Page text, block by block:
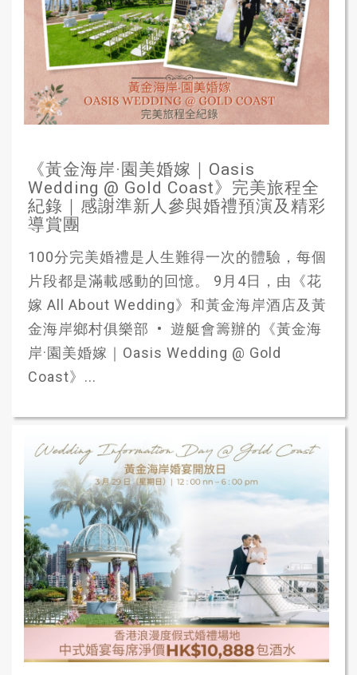
《黃金海岸·園美婚嫁｜Oasis
Wedding @ Gold Coast》完美旅程全
紀錄｜感謝準新人參與婚禮預演及精彩
導賞團
100分完美婚禮是人生難得一次的體驗，每個
片段都是滿載感動的回憶。 9月4日，由《花
嫁 All About Wedding》和黃金海岸酒店及黃
金海岸鄉村俱樂部 • 遊艇會籌辦的《黃金海
岸·園美婚嫁｜Oasis Wedding @ Gold
Coast》...